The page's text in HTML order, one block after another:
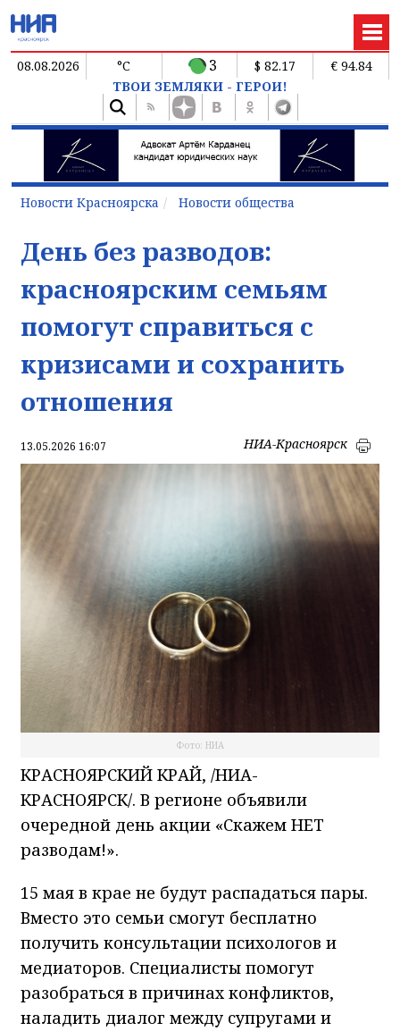
08.08.2026 °C 3 $ 82.17
€ 94.84
ТВОИ ЗЕМЛЯКИ - ГЕРОИ!
Новости Красноярска Новости общества
День без разводов:
красноярским семьям
помогут справиться с
кризисами и сохранить
отношения
13.05.2026 16:07 НИА-Красноярск
Фото: НИА
КРАСНОЯРСКИЙ КРАЙ, /НИА-
КРАСНОЯРСК/. В регионе объявили
очередной день акции «Скажем НЕТ
разводам!».
15 мая в крае не будут распадаться пары.
Вместо это семьи смогут бесплатно
получить консультации психологов и
медиаторов. Специалисты помогут
разобраться в причинах конфликтов,
наладить диалог между супругами и